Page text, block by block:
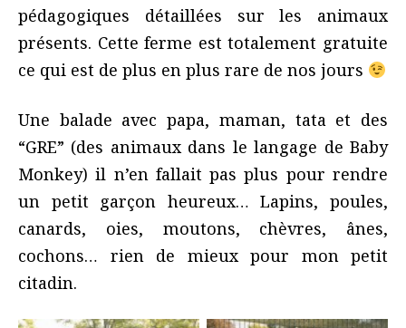
pédagogiques détaillées sur les animaux
présents. Cette ferme est totalement gratuite
ce qui est de plus en plus rare de nos jours
Une balade avec papa, maman, tata et des
“GRE” (des animaux dans le langage de Baby
Monkey) il n’en fallait pas plus pour rendre
un petit garçon heureux… Lapins, poules,
canards, oies, moutons, chèvres, ânes,
cochons… rien de mieux pour mon petit
citadin.